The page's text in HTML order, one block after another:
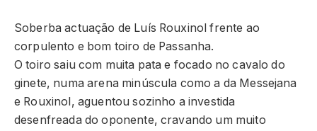
Soberba actuação de Luís Rouxinol frente ao
corpulento e bom toiro de Passanha.
O toiro saiu com muita pata e focado no cavalo do
ginete, numa arena minúscula como a da Messejana
e Rouxinol, aguentou sozinho a investida
desenfreada do oponente, cravando um muito